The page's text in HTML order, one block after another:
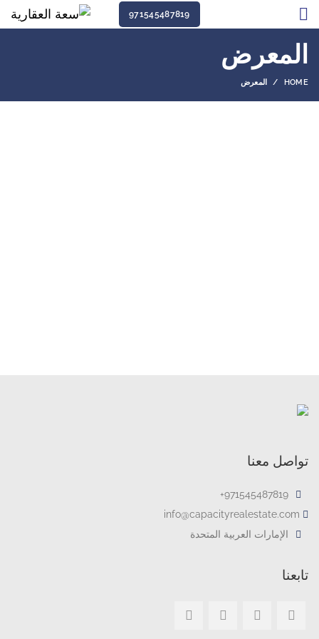
971545487819
المعرض
HOME المعرض
تواصل معنا
971545487819+
الإمارات العربية المتحدة
تابعنا